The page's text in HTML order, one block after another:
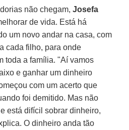
não chegam,Josefa
de vida. Está há
um novo andar na casa, com
cada filho, para onde
toda a família. "Aí vamos
e ganhar um dinheiro
com um acerto que
foi demitido. Mas não
está difícil sobrar dinheiro,
O dinheiro anda tão